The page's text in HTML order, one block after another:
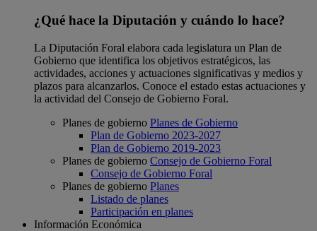
¿Qué hace la Diputación y cuándo lo hace?
La Diputación Foral elabora cada legislatura un Plan de
Gobierno que identifica los objetivos estratégicos, las
actividades, acciones y actuaciones significativas y medios y
plazos para alcanzarlos. Conoce el estado estas actuaciones y
la actividad del Consejo de Gobierno Foral.
Planes de gobierno Planes de Gobierno
Plan de Gobierno 2023-2027
Plan de Gobierno 2019-2023
Planes de gobierno Consejo de Gobierno Foral
Consejo de Gobierno Foral
Planes de gobierno Planes
Listado de planes
Participación en planes
Información Económica